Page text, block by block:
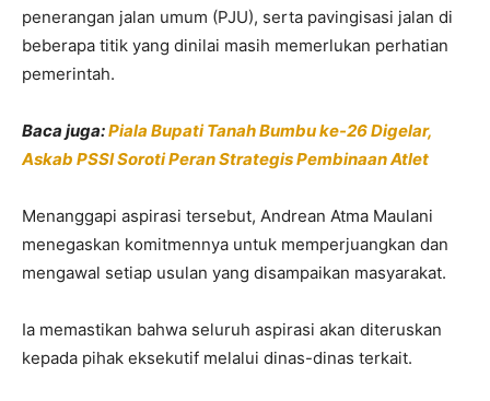
penerangan jalan umum (PJU), serta pavingisasi jalan di
beberapa titik yang dinilai masih memerlukan perhatian
pemerintah.
Baca juga:Piala Bupati Tanah Bumbu ke-26 Digelar,
Askab PSSI Soroti Peran Strategis Pembinaan Atlet
Menanggapi aspirasi tersebut, Andrean Atma Maulani
menegaskan komitmennya untuk memperjuangkan dan
mengawal setiap usulan yang disampaikan masyarakat.
Ia memastikan bahwa seluruh aspirasi akan diteruskan
kepada pihak eksekutif melalui dinas-dinas terkait.